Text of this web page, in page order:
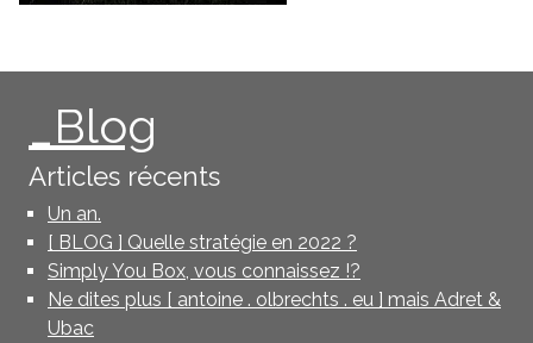
_Blog
Articles récents
Un an.
[ BLOG ] Quelle stratégie en 2022 ?
Simply You Box, vous connaissez !?
Ne dites plus [ antoine . olbrechts . eu ] mais Adret &
Ubac